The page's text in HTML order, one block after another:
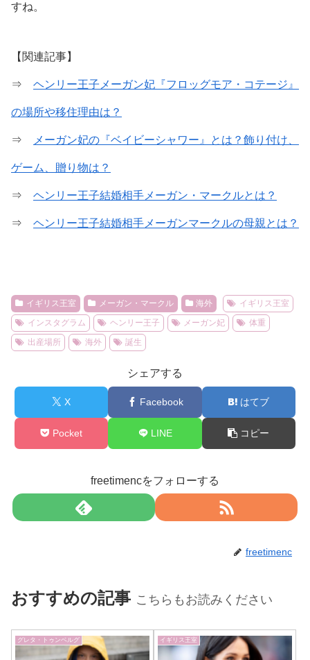
すね。
【関連記事】
⇒ ヘンリー王子メーガン妃『フロッグモア・コテージ』
の場所や移住理由は？
⇒ メーガン妃の『ベイビーシャワー』とは？飾り付け、
ゲーム、贈り物は？
⇒ ヘンリー王子結婚相手メーガン・マークルとは？
⇒ ヘンリー王子結婚相手メーガンマークルの母親とは？
イギリス王室 メーガン・マークル 海外
イギリス王室
インスタグラム
ヘンリー王子 メーガン妃
体重
出産場所
海外 誕生
シェアする
X Facebook はてブ
Pocket LINE コピー
freetimencをフォローする
freetimenc
おすすめの記事 こちらもお読みください
グレタ・トゥンベルグ イギリス王室